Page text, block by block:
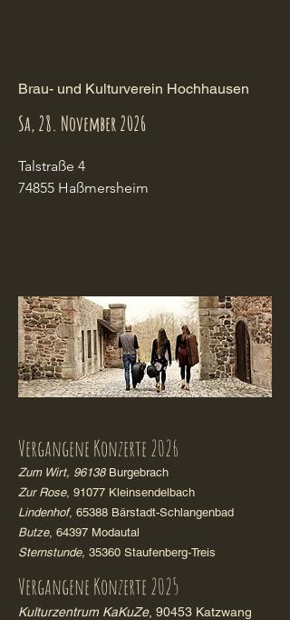
Brau- und Kulturverein Hochhausen
Sa, 28. November 2026
Talstraße 4
74855 Haßmersheim
Vergangene Konzerte 2026
Zum Wirt, 96138 Burgebrach
Zur Rose, 91077 Kleinsendelbach
Lindenhof, 65388 Bärstadt-Schlangenbad
Butze, 64397 Modautal
Sternstunde, 35360 Staufenberg-Treis
Vergangene Konzerte 2025
Kulturzentrum KaKuZe, 90453 Katzwang